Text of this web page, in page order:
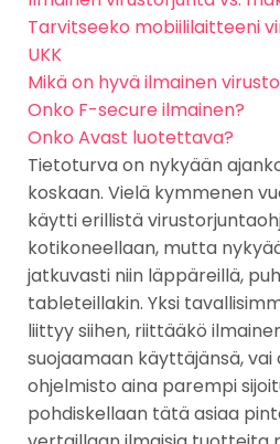
Tarvitseeko mobiili­laitteeni
UKK
Mikä on hyvä ilmainen
Onko F-secure ilmainen?
Onko Avast luotettava?
Tietoturva on nykyään
koskaan. Vielä kymmenen
käytti erillistä
kotikoneellaan, mutta
jatkuvasti niin läppäreillä,
tableteillakin. Yksi
liittyy siihen, riittääkö
suojaamaan käyttäjänsä, vai
ohjelmisto aina parempi
pohdiskellaan tätä asiaa